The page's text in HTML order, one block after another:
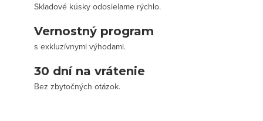
Skladové kúsky odosielame rýchlo.
Vernostný program
s exkluzívnymi výhodami.
30 dní na vrátenie
Bez zbytočných otázok.